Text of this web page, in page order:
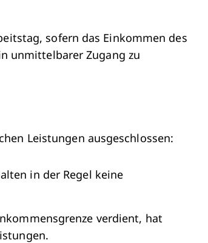
sofern das Einkommen des
unmittelbarer Zugang zu
Leistungen ausgeschlossen:
in der Regel keine
verdient, hat